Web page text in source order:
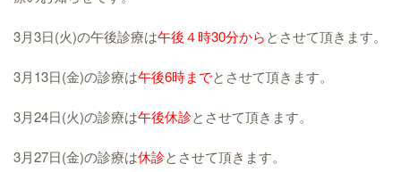
3月3日(火)の午後診療は午後４時30分からとさせて頂きます。
3月13日(金)の診療は午後6時までとさせて頂きます。
3月24日(火)の診療は午後休診とさせて頂きます。
3月27日(金)の診療は休診とさせて頂きます。